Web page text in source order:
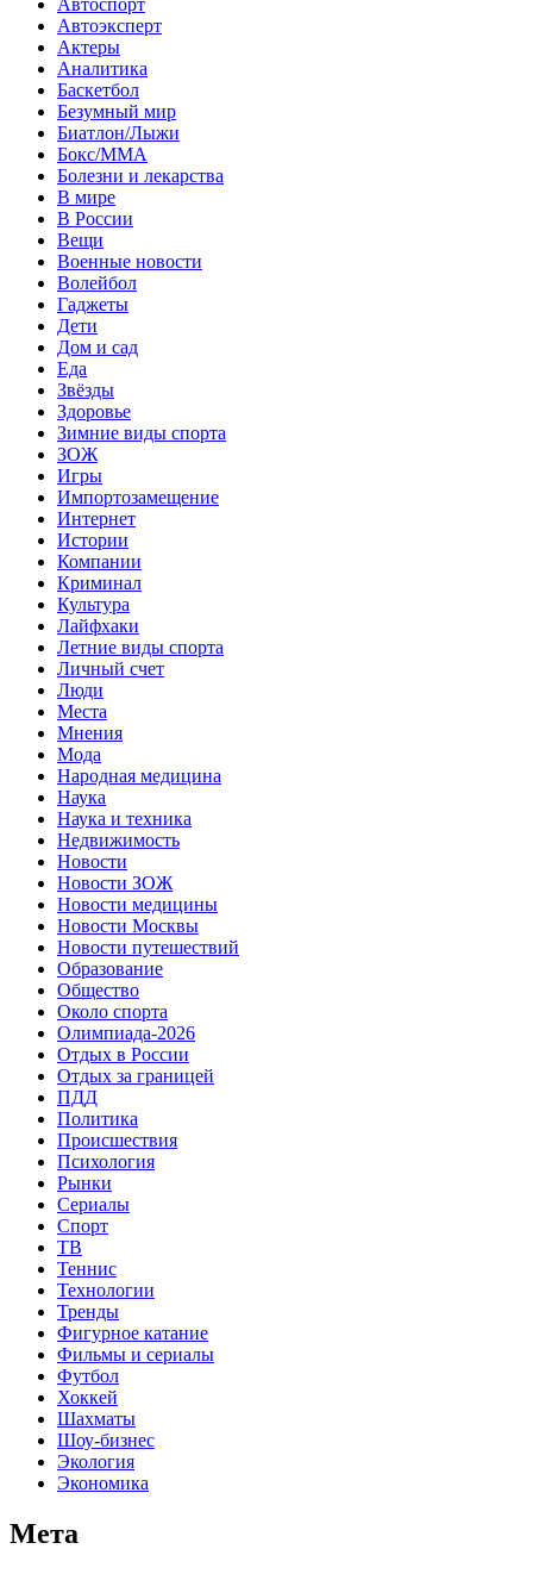
Автоспорт
Автоэксперт
Актеры
Аналитика
Баскетбол
Безумный мир
Биатлон/Лыжи
Бокс/MMA
Болезни и лекарства
В мире
В России
Вещи
Военные новости
Волейбол
Гаджеты
Дети
Дом и сад
Еда
Звёзды
Здоровье
Зимние виды спорта
ЗОЖ
Игры
Импортозамещение
Интернет
Истории
Компании
Криминал
Культура
Лайфхаки
Летние виды спорта
Личный счет
Люди
Места
Мнения
Мода
Народная медицина
Наука
Наука и техника
Недвижимость
Новости
Новости ЗОЖ
Новости медицины
Новости Москвы
Новости путешествий
Образование
Общество
Около спорта
Олимпиада-2026
Отдых в России
Отдых за границей
ПДД
Политика
Происшествия
Психология
Рынки
Сериалы
Спорт
ТВ
Теннис
Технологии
Тренды
Фигурное катание
Фильмы и сериалы
Футбол
Хоккей
Шахматы
Шоу-бизнес
Экология
Экономика
Мета